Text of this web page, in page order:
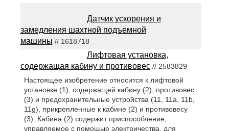
Датчик ускорения и
замедления шахтной подъемной
машины // 1618718
Лифтовая установка,
содержащая кабину и противовес// 2583829
Настоящее изобретение относится к лифтовой
установке (1), содержащей кабину (2), противовес
(3) и предохранительные устройства (11, 11a, 11b,
11g), прикрепленные к кабине (2) и противовесу
(3). Кабина (2) содержит приспособление,
управляемое с помощью электричества, для